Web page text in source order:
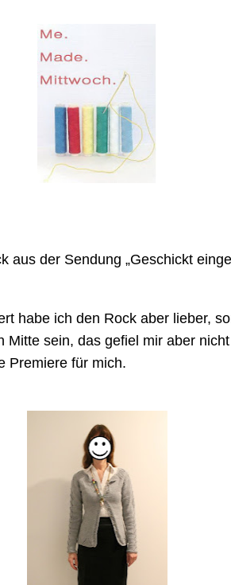
der Sendung „Geschickt
habe ich den Rock aber lieber,
sein, das gefiel mir aber
Premiere für mich.